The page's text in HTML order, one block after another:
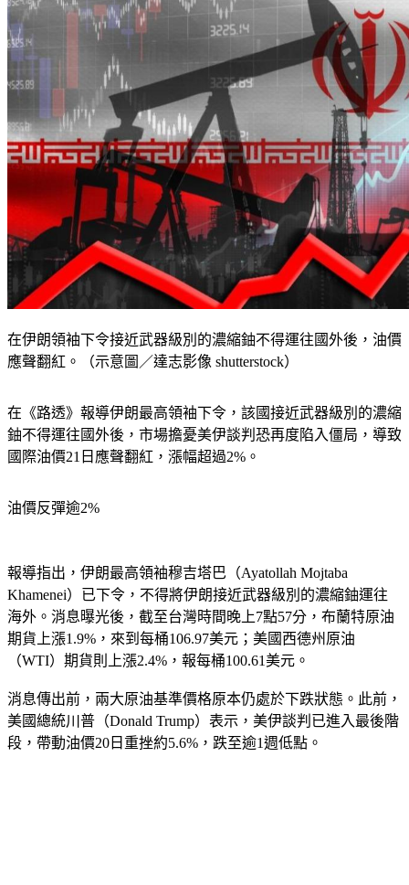
在伊朗領袖下令接近武器級別的濃縮鈾不得運往國外後，油價
應聲翻紅。（示意圖／達志影像 shutterstock）
在《路透》報導伊朗最高領袖下令，該國接近武器級別的濃縮
鈾不得運往國外後，市場擔憂美伊談判恐再度陷入僵局，導致
國際油價21日應聲翻紅，漲幅超過2%。
油價反彈逾2%
報導指出，伊朗最高領袖穆吉塔巴（Ayatollah Mojtaba
Khamenei）已下令，不得將伊朗接近武器級別的濃縮鈾運往
海外。消息曝光後，截至台灣時間晚上7點57分，布蘭特原油
期貨上漲1.9%，來到每桶106.97美元；美國西德州原油
（WTI）期貨則上漲2.4%，報每桶100.61美元。
消息傳出前，兩大原油基準價格原本仍處於下跌狀態。此前，
美國總統川普（Donald Trump）表示，美伊談判已進入最後階
段，帶動油價20日重挫約5.6%，跌至逾1週低點。